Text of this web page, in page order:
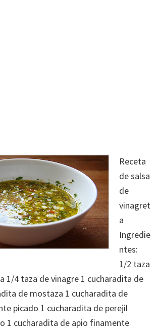
Receta
de salsa
de
vinagret
a
Ingredie
ntes:
1/2 taza
1/4 taza de vinagre 1 cucharadita de
de mostaza 1 cucharadita de
picado 1 cucharadita de perejil
1 cucharadita de apio finamente